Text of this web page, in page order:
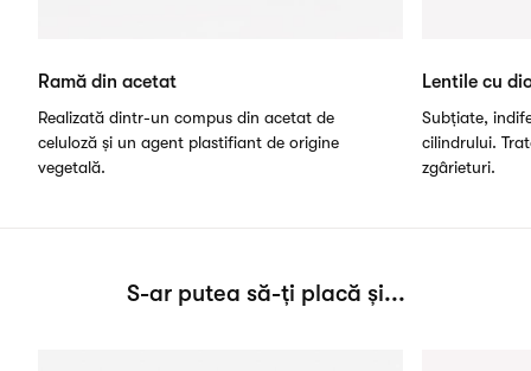
Ramă din acetat
Realizată dintr-un compus din acetat de
celuloză și un agent plastifiant de origine
vegetală.
Lentile cu
Subțiate,
cilindrului.
zgârieturi.
S-ar putea să-ți placă și...